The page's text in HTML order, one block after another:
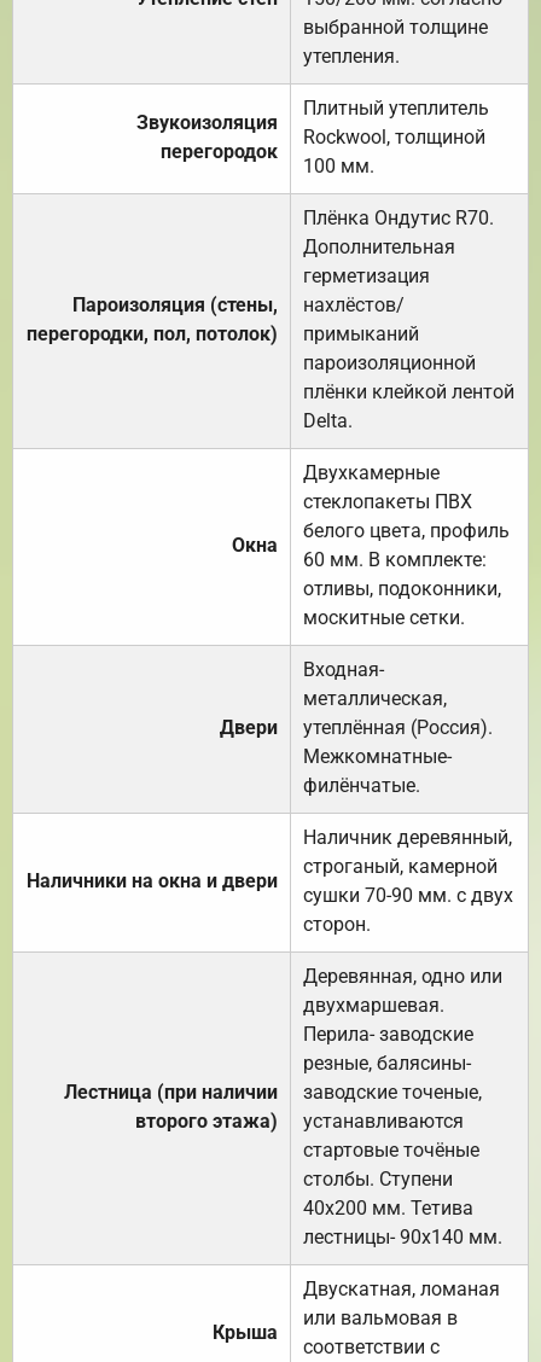
выбранной толщине
утепления.
Звукоизоляция
перегородок
Плитный утеплитель
Rockwool, толщиной
100 мм.
Пароизоляция (стены,
перегородки, пол, потолок)
Плёнка Ондутис R70.
Дополнительная
герметизация
нахлёстов/
примыканий
пароизоляционной
плёнки клейкой лентой
Delta.
Окна
Двухкамерные
стеклопакеты ПВХ
белого цвета, профиль
60 мм. В комплекте:
отливы, подоконники,
москитные сетки.
Двери
Входная-
металлическая,
утеплённая (Россия).
Межкомнатные-
филёнчатые.
Наличники на окна и двери
Наличник деревянный,
строганый, камерной
сушки 70-90 мм. с двух
сторон.
Лестница (при наличии
второго этажа)
Деревянная, одно или
двухмаршевая.
Перила- заводские
резные, балясины-
заводские точеные,
устанавливаются
стартовые точёные
столбы. Ступени
40х200 мм. Тетива
лестницы- 90х140 мм.
Крыша
Двускатная, ломаная
или вальмовая в
соответствии с